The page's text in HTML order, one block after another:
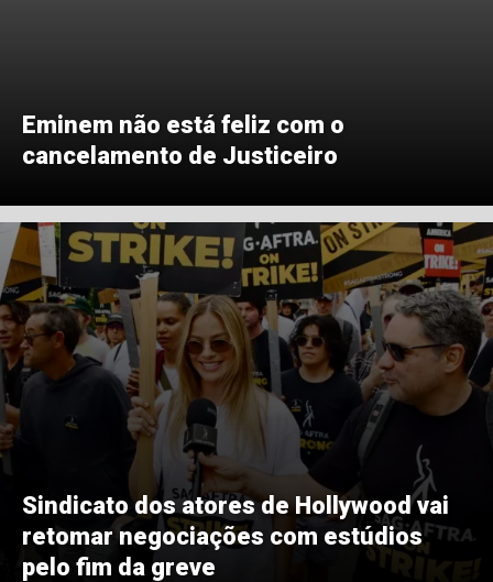
Eminem não está feliz com o
cancelamento de Justiceiro
Sindicato dos atores de Hollywood vai
retomar negociações com estúdios
pelo fim da greve